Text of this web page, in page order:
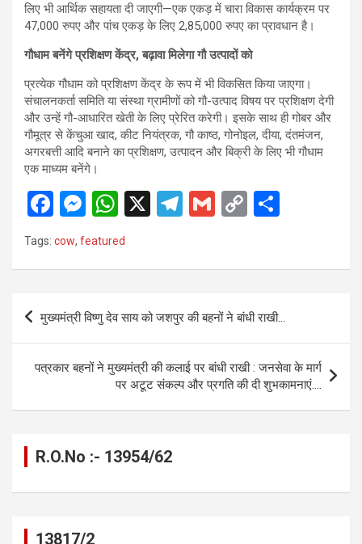
लिए भी आर्थिक सहायता दी जाएगी—एक एकड़ में चारा विकास कार्यक्रम पर
47,000 रुपए और पांच एकड़ के लिए 2,85,000 रुपए का प्रावधान है।
गौधाम बनेंगे प्रशिक्षण केंद्र, बढ़ावा मिलेगा गौ उत्पादों को
प्रत्येक गौधाम को प्रशिक्षण केंद्र के रूप में भी विकसित किया जाएगा।
संचालनकर्ता समिति या संस्था ग्रामीणों को गौ-उत्पाद विषय पर प्रशिक्षण देगी
और उन्हें गौ-आधारित खेती के लिए प्रेरित करेगी। इसके साथ ही गोबर और
गौमूत्र से केंचुआ खाद, कीट नियंत्रक, गौ काष्ठ, गोनोइल, दीया, दंतमंजन,
अगरबत्ती आदि बनाने का प्रशिक्षण, उत्पादन और बिक्री के लिए भी गौधाम
एक माध्यम बनेंगे।
F
ce
o
k
M
es
se
g
er
W
h
at
A
p
X
T
a
G
C
n
Tags: cow, featured
Post
navigation
मुख्यमंत्री विष्णु देव साय को जशपुर की बहनों ने बांधी राखी…
पत्रकार बहनों ने मुख्यमंत्री की कलाई पर बांधी राखी : जनसेवा के मार्ग
पर अटूट संकल्प और प्रगति की दी शुभकामनाएं….
R.O.No :- 13954/62
13817/2